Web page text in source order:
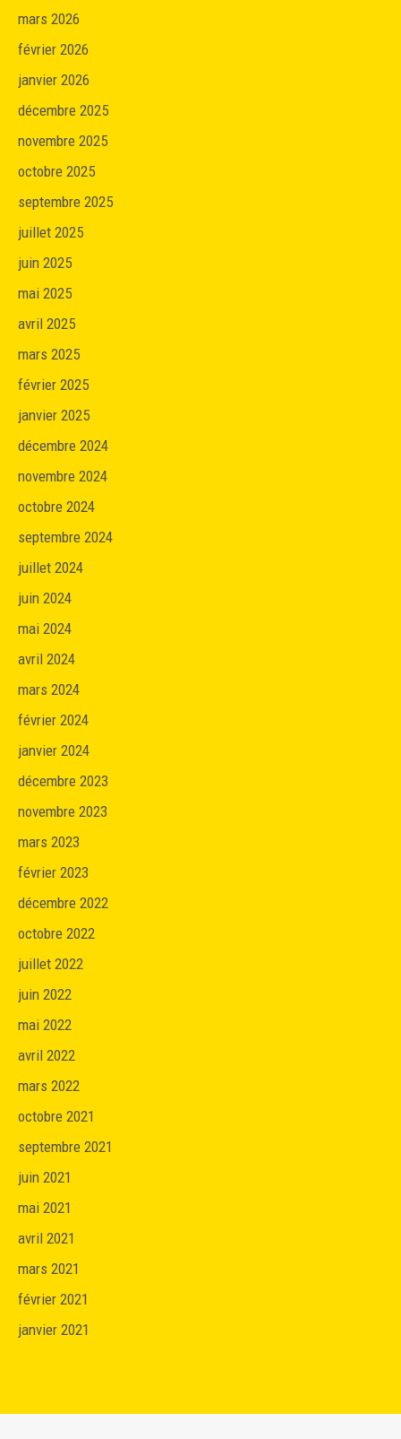
mars 2026
février 2026
janvier 2026
décembre 2025
novembre 2025
octobre 2025
septembre 2025
juillet 2025
juin 2025
mai 2025
avril 2025
mars 2025
février 2025
janvier 2025
décembre 2024
novembre 2024
octobre 2024
septembre 2024
juillet 2024
juin 2024
mai 2024
avril 2024
mars 2024
février 2024
janvier 2024
décembre 2023
novembre 2023
mars 2023
février 2023
décembre 2022
octobre 2022
juillet 2022
juin 2022
mai 2022
avril 2022
mars 2022
octobre 2021
septembre 2021
juin 2021
mai 2021
avril 2021
mars 2021
février 2021
janvier 2021